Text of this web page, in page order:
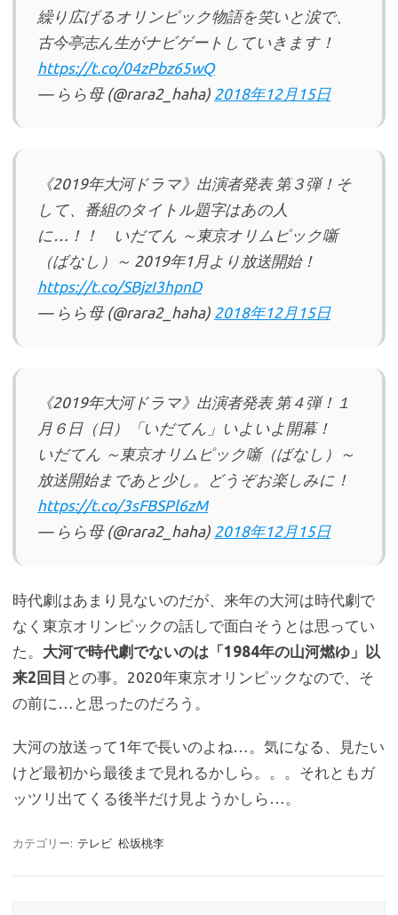
繰り広げるオリンピック物語を笑いと涙で、
古今亭志ん生がナビゲートしていきます！
https://t.co/04zPbz65wQ
— らら母 (@rara2_haha) 2018年12月15日
《2019年大河ドラマ》出演者発表 第３弾！そ
して、番組のタイトル題字はあの人
に…！！ いだてん ～東京オリムピック噺
（ばなし）～ 2019年1月より放送開始！
https://t.co/SBjzI3hpnD
— らら母 (@rara2_haha) 2018年12月15日
《2019年大河ドラマ》出演者発表 第４弾！１
月６日（日）「いだてん」いよいよ開幕！
いだてん ～東京オリムピック噺（ばなし）～
放送開始まであと少し。どうぞお楽しみに！
https://t.co/3sFBSPl6zM
— らら母 (@rara2_haha) 2018年12月15日
時代劇はあまり見ないのだが、来年の大河は時代劇で
なく東京オリンピックの話しで面白そうとは思ってい
た。 大河で時代劇でないのは「1984年の山河燃ゆ」以
来2回目 との事。2020年東京オリンピックなので、そ
の前に…と思ったのだろう。
大河の放送って1年で長いのよね…。気になる、見たい
けど最初から最後まで見れるかしら。。。それともガ
ッツリ出てくる後半だけ見ようかしら…。
カテゴリー: テレビ 松坂桃李